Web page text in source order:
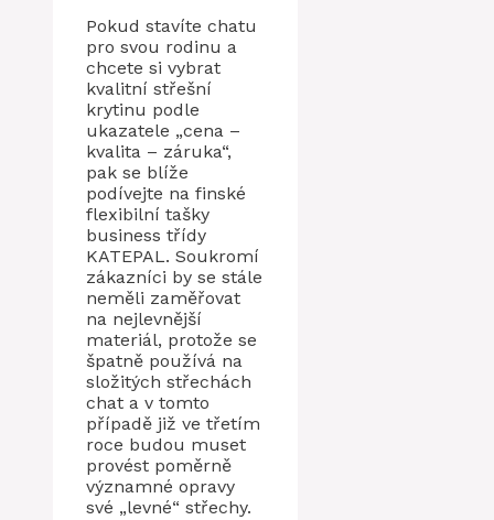
Pokud stavíte chatu
pro svou rodinu a
chcete si vybrat
kvalitní střešní
krytinu podle
ukazatele „cena –
kvalita – záruka“,
pak se blíže
podívejte na finské
flexibilní tašky
business třídy
KATEPAL. Soukromí
zákazníci by se stále
neměli zaměřovat
na nejlevnější
materiál, protože se
špatně používá na
složitých střechách
chat a v tomto
případě již ve třetím
roce budou muset
provést poměrně
významné opravy
své „levné“ střechy.